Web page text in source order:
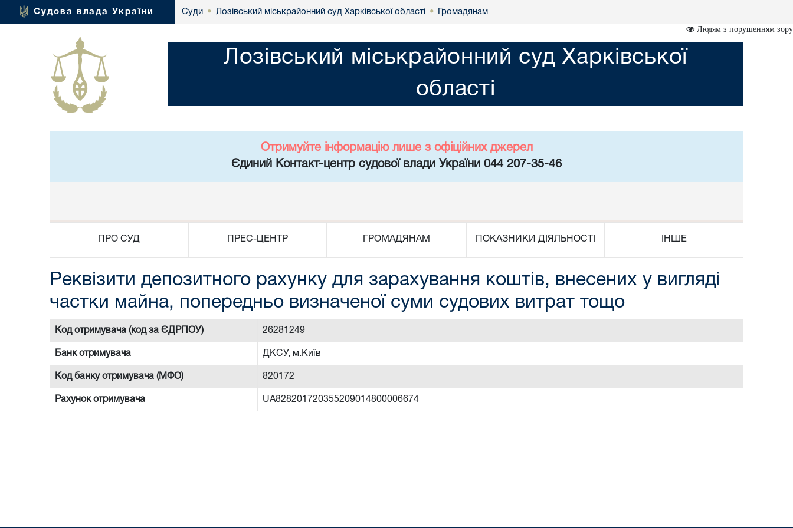
Судова влада України Суди • Лозівський міськрайонний суд Харківської області • Громадянам
Людям з порушенням зору
Лозівський міськрайонний суд Харківської
області
Отримуйте інформацію лише з офіційних джерел
Єдиний Контакт-центр судової влади України 044 207-35-46
ПРО СУД ПРЕС-ЦЕНТР ГРОМАДЯНАМ ПОКАЗНИКИ ДІЯЛЬНОСТІ ІНШЕ
Реквізити депозитного рахунку для зарахування коштів, внесених у вигляді
частки майна, попередньо визначеної суми судових витрат тощо
Код отримувача (код за ЄДРПОУ) 26281249
Банк отримувача ДКСУ, м.Київ
Код банку отримувача (МФО) 820172
Рахунок отримувача UA828201720355209014800006674